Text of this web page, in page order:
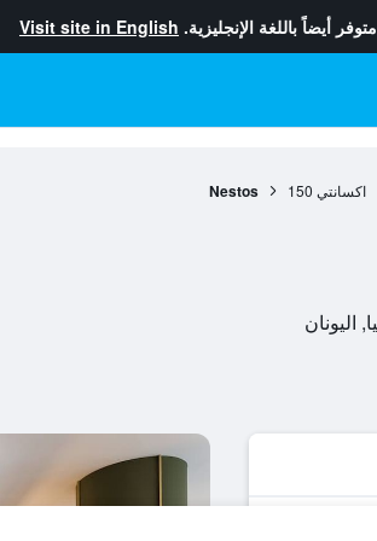
متوفر أيضاً باللغة الإنجليزية. Visit site in English
اكسانتي 150
Nestos